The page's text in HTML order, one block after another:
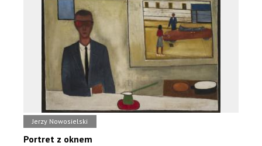
Jerzy Nowosielski
Portret z oknem